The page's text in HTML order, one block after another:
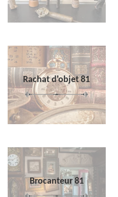
Rachat d'objet 81
Brocanteur 81